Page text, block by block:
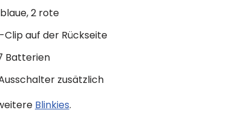
blaue, 2 rote
auf der Rückseite
Batterien
zusätzlich
Blinkies.